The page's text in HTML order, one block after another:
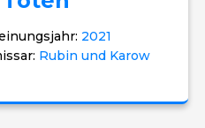
2021
Rubin und Karow